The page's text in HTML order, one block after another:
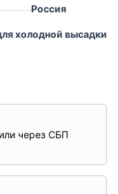
Россия
холодной высадки
через СБП